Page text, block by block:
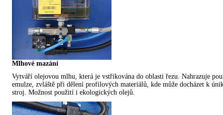
Mlhové mazání
Vytváří olejovou mlhu, která je vstřikována do oblasti řezu. Nahrazuje
emulze, zvláště při dělení profilových materiálů, kde může docházet k
stroj. Možnost použití i ekologických olejů.